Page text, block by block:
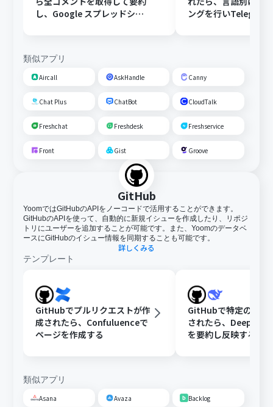
し、Google スプレッドシー
ングを行いTelegram
類似アプリ
Aircall AskHandle Canny
Chat Plus ChatBot CloudTalk
Freshchat Freshdesk Freshservice
Front Gist Groove
GitHub
YoomではGitHubのAPIをノーコードで活用することができます。
GitHubのAPIを使って、自動的に新規イシューを作成したり、リポジ
トリにユーザーを追加することが可能です。また、Yoomのデータベ
ースにGitHubのイシュー情報を同期することも可能です。
詳しくみる
テンプレート
GitHubでプルリクエストが作
成されたら、Confuluenceで
ページを作成する
GitHubで特定の
されたら、
を要約し反映する
類似アプリ
Asana Avaza Backlog